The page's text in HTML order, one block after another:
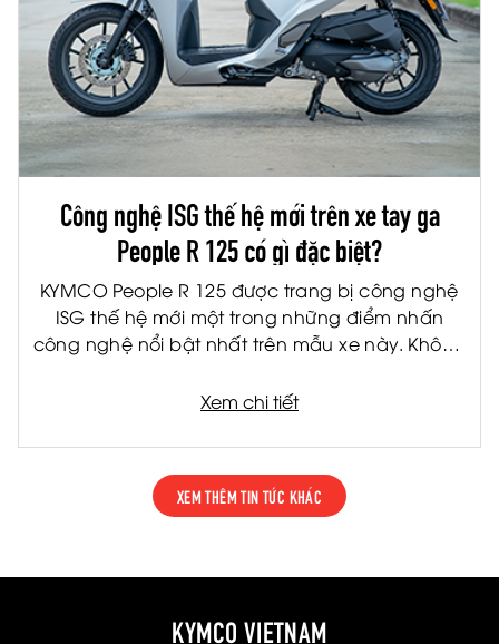
Công nghệ ISG thế hệ mới trên xe tay ga
People R 125 có gì đặc biệt?
KYMCO People R 125 được trang bị công nghệ
ISG thế hệ mới một trong những điểm nhấn
công nghệ nổi bật nhất trên mẫu xe này. Không
mang đến cảm giác lái khác biệt mà người
nghiệm.
Xem chi tiết
XEM THÊM TIN TỨC KHÁC
KYMCO VIETNAM